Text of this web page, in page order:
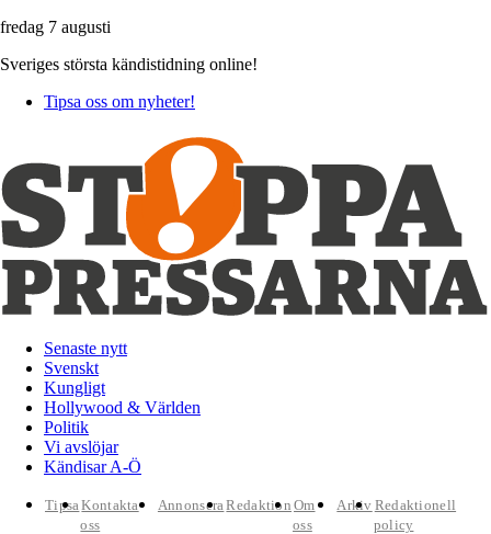
fredag 7 augusti
Sveriges största kändistidning online!
Tipsa oss om nyheter!
Senaste nytt
Svenskt
Kungligt
Hollywood & Världen
Politik
Vi avslöjar
Kändisar A-Ö
TipsaKontakta
oss
AnnonseraRedaktion Om
oss
Arkiv Redaktionell
policy